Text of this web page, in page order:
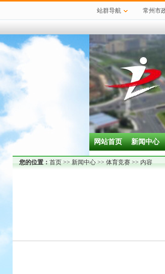
站群导航 常州市
网站首页 新闻中心
您的位置： 首页>> 新闻中心>> 体育竞赛>> 内容